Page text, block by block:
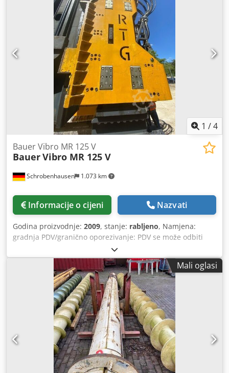
1 /4
Schrobenhausen 1.073 km
Bauer Vibro MR 125 V
BauerVibro MR 125 V
Informacije o cijeni Nazvati
Godina proizvodnje: 2009, stanje: rabljeno, Namjena:
gradnja PDV/granično oporezivanje: PDV se može odbiti
Kontaktirajte Mohamad Fattah Ahmad za više informacija.
Vibrator MR 125 V sa steznom čahurom MRZ 125 Codoh Ty
Dlspfx Aixoha RTG tehnologija zabijanja pilota / Bauer
Maschinen GmbH vibratori Vibrator je odmah spreman za
korištenje iu dobrom je stanju.
Mali oglasi